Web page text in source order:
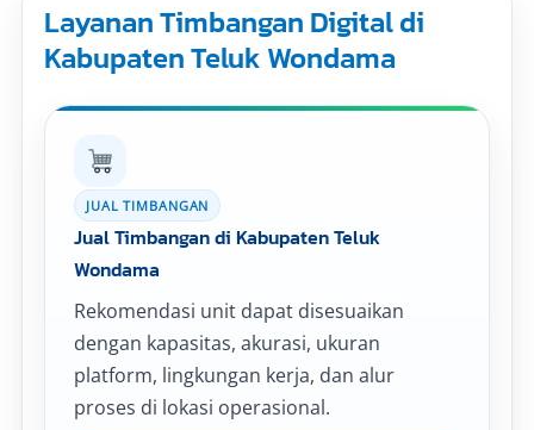
Layanan Timbangan Digital di
Kabupaten Teluk Wondama
JUAL TIMBANGAN
Jual Timbangan di Kabupaten Teluk
Wondama
Rekomendasi unit dapat disesuaikan
dengan kapasitas, akurasi, ukuran
platform, lingkungan kerja, dan alur
proses di lokasi operasional.